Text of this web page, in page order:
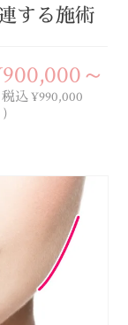
する施術
～
税込 ¥990,000